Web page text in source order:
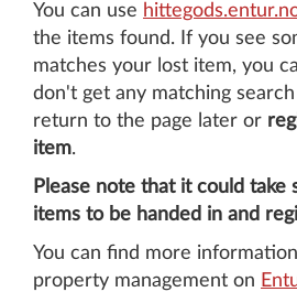
You can use
the items found. If you see
matches your lost item, you
don't get any matching
return to the page later or
item.
Please note that it could take
items to be handed in and
You can find more
property management on